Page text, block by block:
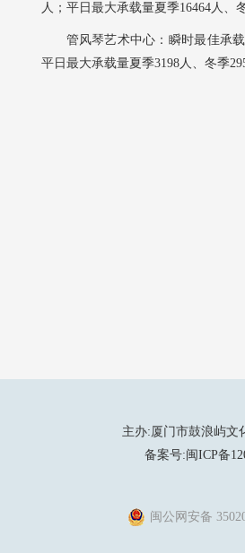
人；平日最大承载
管风琴艺术中心：瞬时最佳承
平日最大承载量夏季3198人、冬季
主办:厦门市鼓浪屿文
备案号:闽ICP备
闽公网安备